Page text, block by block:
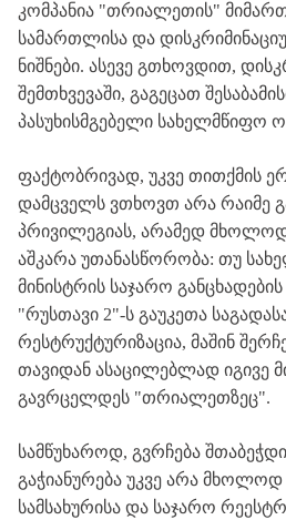
კომპანია "თრიალეთის"
სამართლისა და
ნიშნები. ასევე გთხოვდით,
შემთხვევაში, გაგეცათ
პასუხისმგებელი სახელმწიფო
ფაქტობრივად, უკვე თითქმის
დამცველს ვთხოვთ არა რაიმე
პრივილეგიას, არამედ
აშკარა უთანასწორობა: თუ
მინისტრის საჯარო განცხადების
"რუსთავი 2"-ს გაუკეთა
რესტრუქტურიზაცია, მაშინ
თავიდან ასაცილებლად იგივე
გავრცელდეს "თრიალეთზეც".
სამწუხაროდ, გვრჩება
გაჭიანურება უკვე არა მხოლოდ
სამსახურისა და საჯარო